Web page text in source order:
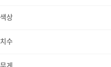
색상
치수